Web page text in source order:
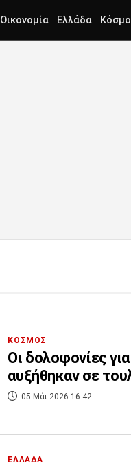
Οικονομία Ελλάδα
ΚΟΣΜΟΣ
Οι δολοφονίες
αυξήθηκαν σε
05 Μάι 2026 16:42
ΕΛΛΑΔΑ